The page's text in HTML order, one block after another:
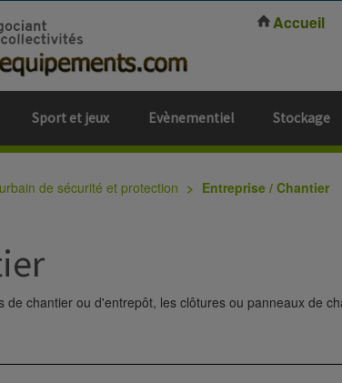
Sport et jeux Evènementiel Stockage
Accueil
de sécurité et protection Entreprise / Chantier
chantier ou d'entrepôt, les clôtures ou panneaux de